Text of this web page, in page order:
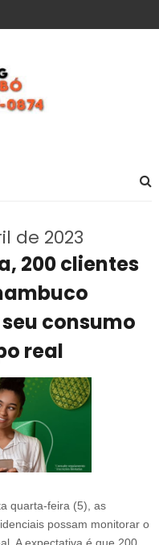
de 2023
200 clientes
consumo
real
quarta-feira (5), as
possam monitorar o